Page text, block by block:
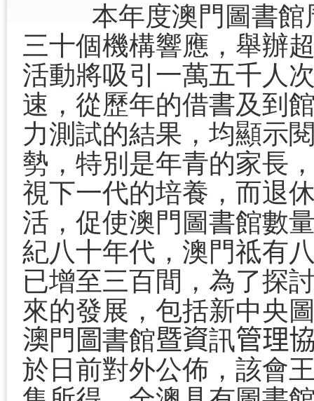
本年度澳門圖書
三十個機構響應，舉辦
活動將吸引一萬五千人
速，從歷年的借書及到
力測試的結果，均顯示
勢，特別是年青的家長
視下一代的培養，而退
活，促使澳門圖書館數
紀八十年代，澳門祗有
已增至三百間，為了探
來的發展，包括新中央
澳門 圖書館暨資訊管理
於日前對外公佈，該會